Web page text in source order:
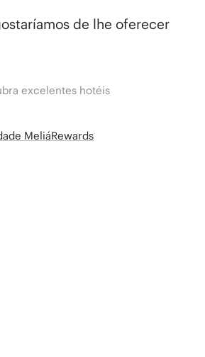
de lhe oferecer
excelentes hotéis
MeliáRewards